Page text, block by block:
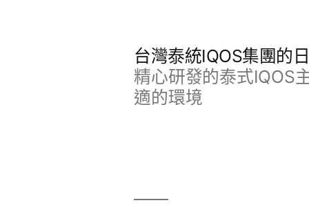
台灣泰統IQOS集團的
精心研發的泰式IQOS
適的環境